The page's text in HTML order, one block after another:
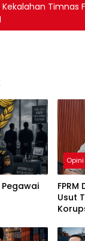
Kekalahan Timnas
Opini
Usut